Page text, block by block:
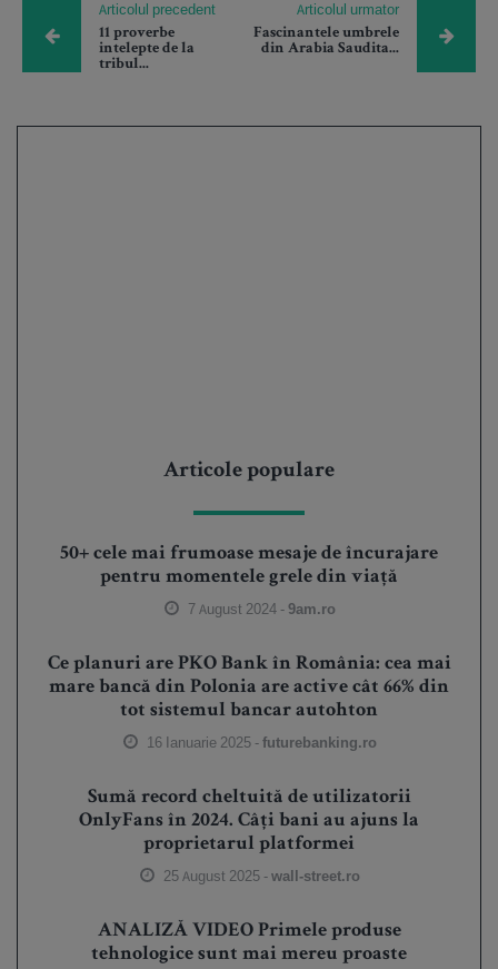
Articolul precedent
11 proverbe
intelepte de la
tribul...
Articolul urmator
Fascinantele umbrele
din Arabia Saudita...
Articole populare
50+ cele mai frumoase mesaje de încurajare
pentru momentele grele din viață
7 August 2024 -9am.ro
Ce planuri are PKO Bank în România: cea mai
mare bancă din Polonia are active cât 66% din
tot sistemul bancar autohton
16 Ianuarie 2025 -futurebanking.ro
Sumă record cheltuită de utilizatorii
OnlyFans în 2024. Câți bani au ajuns la
proprietarul platformei
25 August 2025 -wall-street.ro
ANALIZĂ VIDEO Primele produse
tehnologice sunt mai mereu proaste